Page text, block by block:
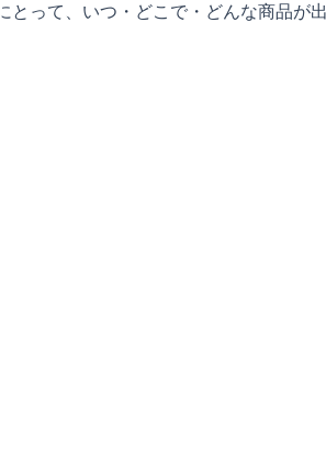
って、いつ・どこで・どんな商品が